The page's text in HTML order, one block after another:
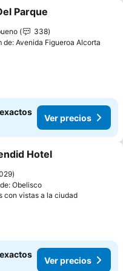
a favoritos
Parque
338
de: Avenida Figueroa Alcorta
Ver precios
a favoritos
Hotel
Obelisco
con vistas a la ciudadVer
Ver precios